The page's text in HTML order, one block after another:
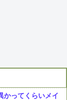
かってくらいメイ